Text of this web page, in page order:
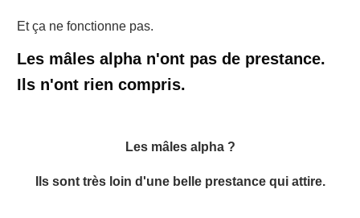
Et ça ne fonctionne pas.
Les mâles alpha n'ont pas de prestance.
Ils n'ont rien compris.
Les mâles alpha ?
Ils sont très loin d'une belle prestance qui attire.